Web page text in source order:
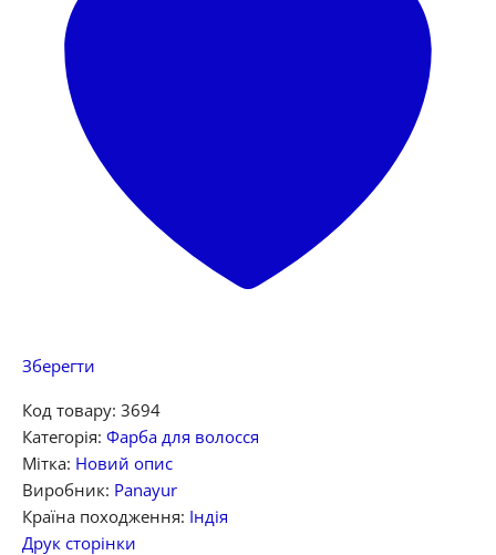
Зберегти
Код товару: 3694
Категорія: Фарба для волосся
Мітка: Новий опис
Виробник: Panayur
Країна походження: Індія
Друк сторінки